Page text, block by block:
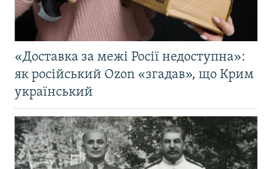
«Доставка за межі Росії недоступна»:
як російський Ozon «згадав», що Крим
український